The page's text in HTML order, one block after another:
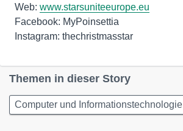
Web: www.starsuniteeurope.eu
Facebook: MyPoinsettia
Instagram: thechristmasstar
Themen in dieser Story
Computer und Informationstechnologie